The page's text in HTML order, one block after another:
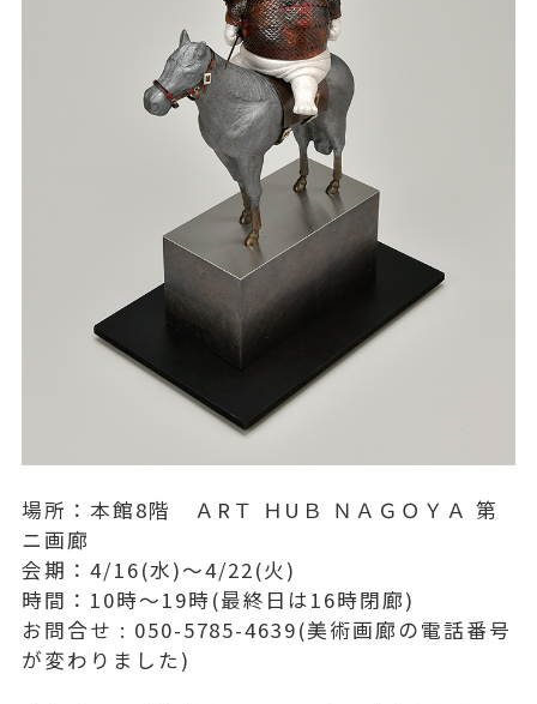
場所：本館8階 ＡRＴ ＨUＢ ＮＡＧＯＹＡ 第
ニ画廊
会期：4/16(水)〜4/22(火)
時間：10時〜19時(最終日は16時閉廊)
お問合せ : 050-5785-4639(美術画廊の電話番号
が変わりました)